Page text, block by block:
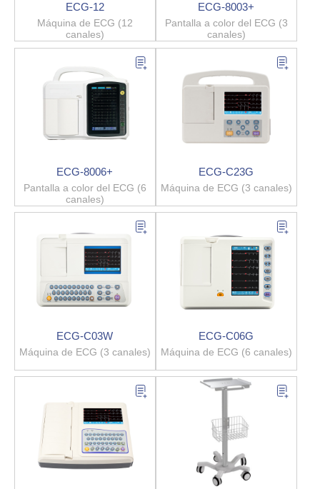
ECG-12
Máquina de ECG (12
canales)
ECG-8003+
Pantalla a color del ECG (3
canales)
ECG-8006+
Pantalla a color del ECG (6
canales)
ECG-C23G
Máquina de ECG (3 canales)
ECG-C03W
Máquina de ECG (3 canales)
ECG-C06G
Máquina de ECG (6 canales)